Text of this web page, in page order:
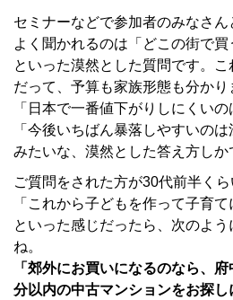
セミナーなどで参加者のみなさん
よく聞かれるのは「どこの街で買
といった漠然とした質問です。こ
だって、予算も家族形態も分かり
「日本で一番値下がりしにくいの
「今後いちばん暴落しやすいのは
みたいな、漠然とした答え方しか
ご質問をされた方が30代前半くら
「これから子どもを作って子育て
といった感じだったら、次のよ
ね。
「郊外にお買いになるのなら、
分以内の中古マンションをお探